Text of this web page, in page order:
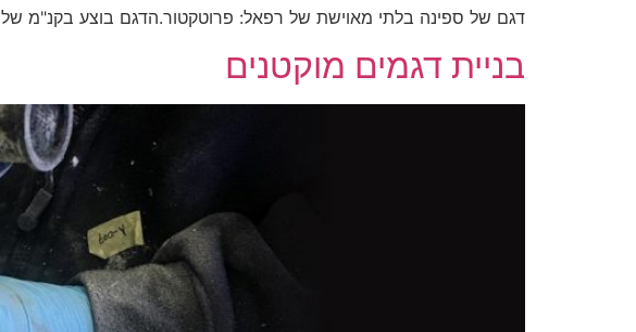
דגם של ספינה בלתי מאוישת של רפאל: פרוטקטור.הדגם בוצע בקנ"מ של 1:6 וכלל בנוסף לספינה גם מערכת נשק נשלטת מרחוק. חזרה לרשימה
בניית דגמים מוקטנים